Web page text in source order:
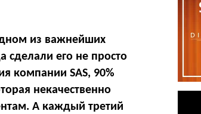
из важнейших
сделали его не просто
компании SAS, 90%
некачественно
А каждый третий